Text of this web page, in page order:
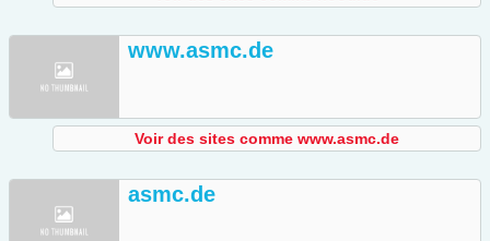
www.asmc.de
Voir des sites comme www.asmc.de
asmc.de